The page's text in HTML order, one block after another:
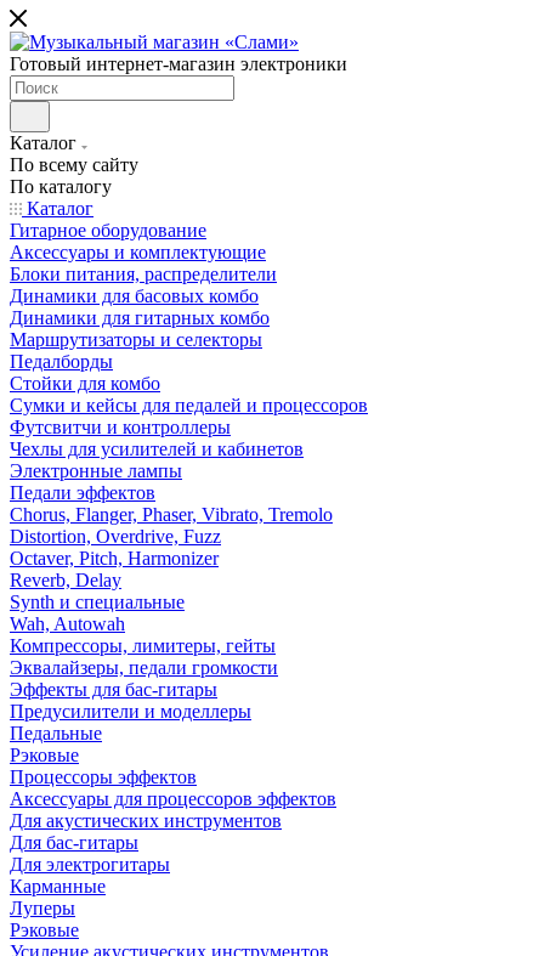
Готовый интернет-магазин электроники
Каталог
По всему сайту
По каталогу
Каталог
Гитарное оборудование
Аксессуары и комплектующие
Блоки питания, распределители
Динамики для басовых комбо
Динамики для гитарных комбо
Маршрутизаторы и селекторы
Педалборды
Стойки для комбо
Сумки и кейсы для педалей и процессоров
Футсвитчи и контроллеры
Чехлы для усилителей и кабинетов
Электронные лампы
Педали эффектов
Chorus, Flanger, Phaser, Vibrato, Tremolo
Distortion, Overdrive, Fuzz
Octaver, Pitch, Harmonizer
Reverb, Delay
Synth и специальные
Wah, Autowah
Компрессоры, лимитеры, гейты
Эквалайзеры, педали громкости
Эффекты для бас-гитары
Предусилители и моделлеры
Педальные
Рэковые
Процессоры эффектов
Аксессуары для процессоров эффектов
Для акустических инструментов
Для бас-гитары
Для электрогитары
Карманные
Луперы
Рэковые
Усиление акустических инструментов